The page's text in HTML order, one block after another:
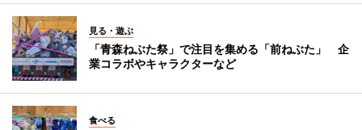
見る・遊ぶ
「青森ねぶた祭」で注目を集める「前ねぶた」 企
業コラボやキャラクターなど
食べる